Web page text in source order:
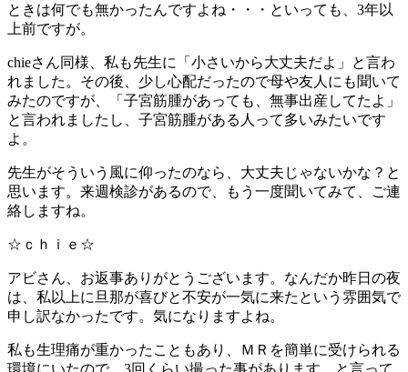
ときは何でも無かったんですよね・・・といっても、3年以
上前ですが。
chieさん同様、私も先生に「小さいから大丈夫だよ」と言わ
れました。その後、少し心配だったので母や友人にも聞いて
みたのですが、「子宮筋腫があっても、無事出産してたよ」
と言われましたし、子宮筋腫がある人って多いみたいです
よ。
先生がそういう風に仰ったのなら、大丈夫じゃないかな？と
思います。来週検診があるので、もう一度聞いてみて、ご連
絡しますね。
☆ｃｈｉｅ☆
アビさん、お返事ありがとうございます。なんだか昨日の夜
は、私以上に旦那が喜びと不安が一気に来たという雰囲気で
申し訳なかったです。気になりますよね。
私も生理痛が重かったこともあり、ＭＲを簡単に受けられる
環境にいたので、3回くらい撮った事があります。と言って